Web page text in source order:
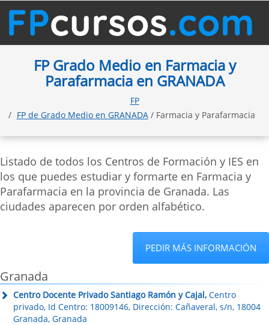
FP Grado Medio en Farmacia y
Parafarmacia en GRANADA
FP
FP de Grado Medio en GRANADA/ Farmacia y Parafarmacia
Listado de todos los Centros de Formación y IES en
los que puedes estudiar y formarte en Farmacia y
Parafarmacia en la provincia de Granada. Las
ciudades aparecen por orden alfabético.
PEDIR MÁS INFORMACIÓN
Granada
Centro Docente Privado Santiago Ramón y Cajal, Centro
privado, Id Centro: 18009146, Dirección: Cañaveral, s/n, 18004
Granada, Granada